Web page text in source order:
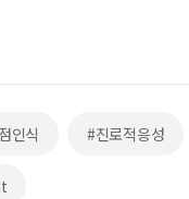
인식 #진로적응성